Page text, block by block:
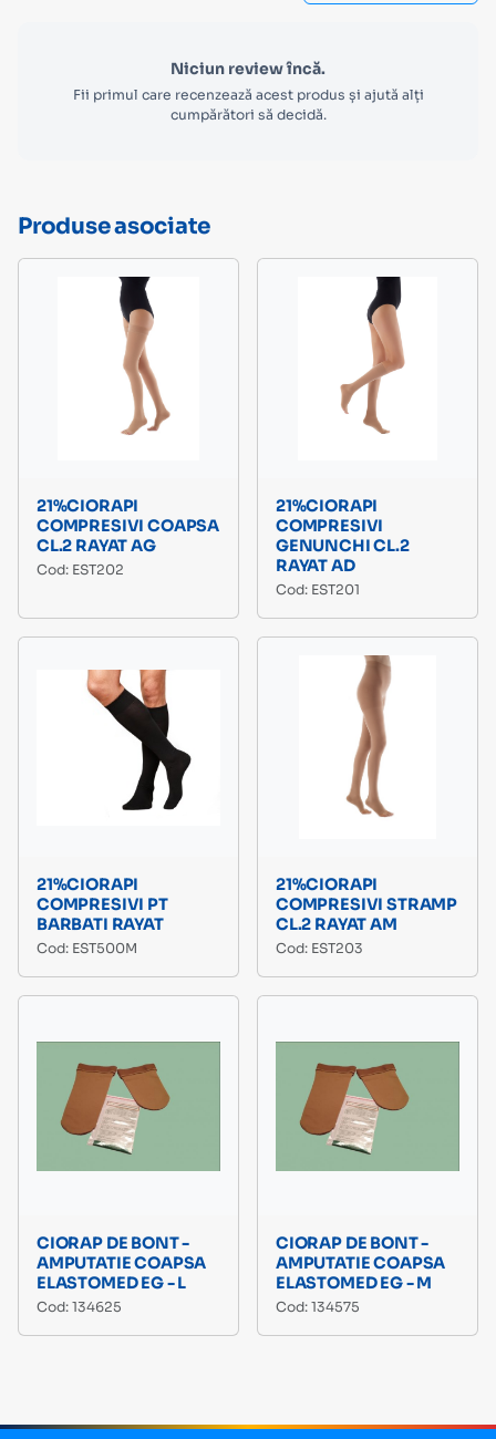
Niciun review încă.
Fii primul care recenzează acest produs și ajută alți
cumpărători să decidă.
Produse asociate
21%CIORAPI
COMPRESIVI COAPSA
CL.2 RAYAT AG
Cod: EST202
21%CIORAPI
COMPRESIVI
GENUNCHI CL.2
RAYAT AD
Cod: EST201
21%CIORAPI
COMPRESIVI PT
BARBATI RAYAT
Cod: EST500M
21%CIORAPI
COMPRESIVI STRAMP
CL.2 RAYAT AM
Cod: EST203
CIORAP DE BONT -
AMPUTATIE COAPSA
ELASTOMED EG - L
Cod: 134625
CIORAP DE BONT -
AMPUTATIE COAPSA
ELASTOMED EG - M
Cod: 134575